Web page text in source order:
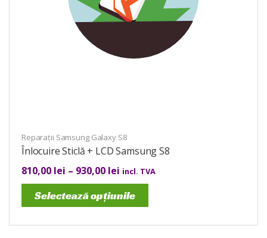
Reparații Samsung Galaxy S8
Înlocuire Sticlă + LCD Samsung S8
810,00 lei – 930,00 lei incl. TVA
Selectează opțiunile